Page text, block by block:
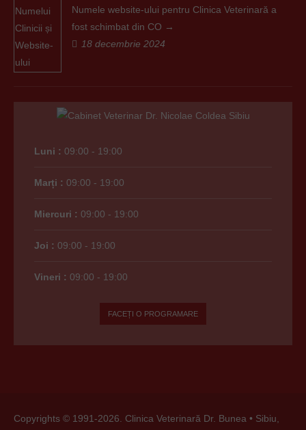
Numele website-ului pentru Clinica Veterinară a
fost schimbat din CO
18 decembrie 2024
Luni : 09:00 - 19:00
Marți : 09:00 - 19:00
Miercuri : 09:00 - 19:00
Joi : 09:00 - 19:00
Vineri : 09:00 - 19:00
FACEȚI O PROGRAMARE
Copyrights © 1991-2026. Clinica Veterinară Dr. Bunea • Sibiu,